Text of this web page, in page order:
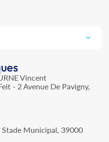
Vincent
- 2 Avenue De Pavigny,
Municipal, 39000